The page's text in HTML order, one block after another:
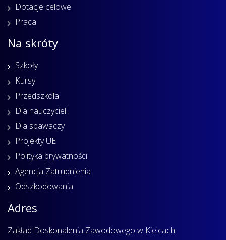
Dotacje celowe
Praca
Na skróty
Szkoły
Kursy
Przedszkola
Dla nauczycieli
Dla spawaczy
Projekty UE
Polityka prywatności
Agencja Zatrudnienia
Odszkodowania
Adres
Zakład Doskonalenia Zawodowego w Kielcach